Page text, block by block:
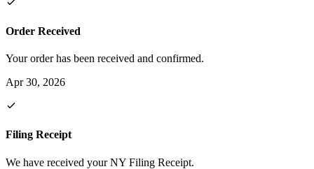
Order Received
Your order has been received and confirmed.
Apr 30, 2026
Filing Receipt
We have received your NY Filing Receipt.